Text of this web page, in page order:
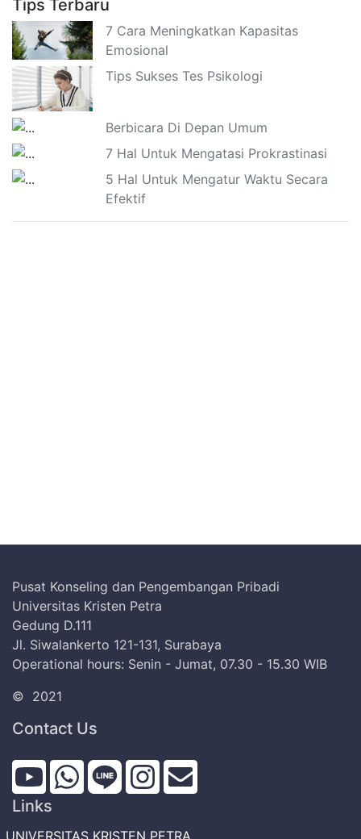
Tips Terbaru
7 Cara Meningkatkan Kapasitas
Emosional
Tips Sukses Tes Psikologi
Berbicara Di Depan Umum
7 Hal Untuk Mengatasi Prokrastinasi
5 Hal Untuk Mengatur Waktu Secara
Efektif
Pusat Konseling dan Pengembangan Pribadi
Universitas Kristen Petra
Gedung D.111
Jl. Siwalankerto 121-131, Surabaya
Operational hours: Senin - Jumat, 07.30 - 15.30 WIB
© 2021
Contact Us
Links